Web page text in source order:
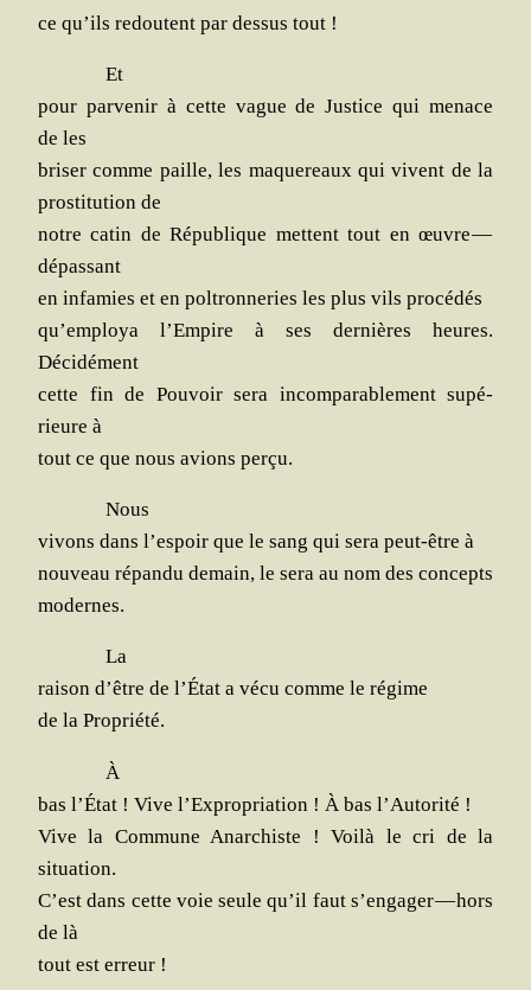
ce qu’ils redoutent par des­sus tout !
Et
pour par­ve­nir à cette vague de Jus­tice qui menace
de les
bri­ser comme paille, les maque­reaux qui vivent de la
pros­ti­tu­tion de
notre catin de Répu­blique mettent tout en œuvre —
dépassant
en infa­mies et en pol­tron­ne­ries les plus vils procédés
qu’employa l’Em­pire à ses der­nières heures.
Décidément
cette fin de Pou­voir sera incom­pa­ra­ble­ment supé­
rieure à
tout ce que nous avions perçu.
Nous
vivons dans l’es­poir que le sang qui sera peut-être à
nou­veau répan­du demain, le sera au nom des concepts
modernes.
La
rai­son d’être de l’É­tat a vécu comme le régime
de la Propriété.
À
bas l’É­tat ! Vive l’Ex­pro­pria­tion ! À bas l’Autorité !
Vive la Com­mune Anar­chiste ! Voi­là le cri de la
situation.
C’est dans cette voie seule qu’il faut s’en­ga­ger — hors
de là
tout est erreur !